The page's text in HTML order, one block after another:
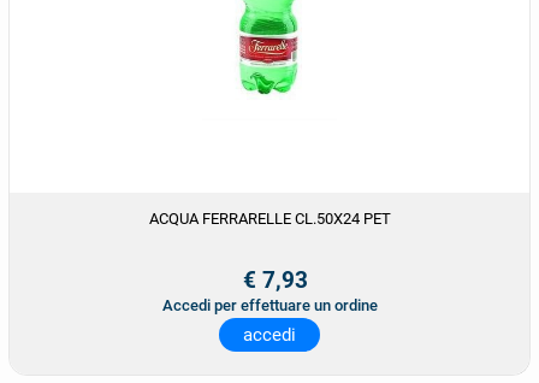
ACQUA FERRARELLE CL.50X24 PET
€ 7,93
Accedi per effettuare un ordine
accedi